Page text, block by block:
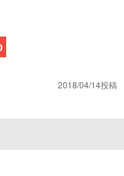
2018/04/14投稿